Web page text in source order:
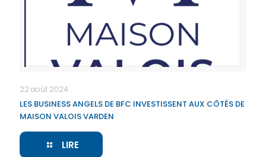
22 août 2024
LES BUSINESS ANGELS DE BFC INVESTISSENT AUX CÔTÉS DE
MAISON VALOIS VARDEN
LIRE